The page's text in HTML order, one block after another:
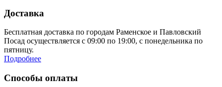
Доставка
Бесплатная доставка по городам Раменское и Павловский
Посад осуществляется с 09:00 по 19:00, с понедельника по
пятницу.
Подробнее
Способы оплаты